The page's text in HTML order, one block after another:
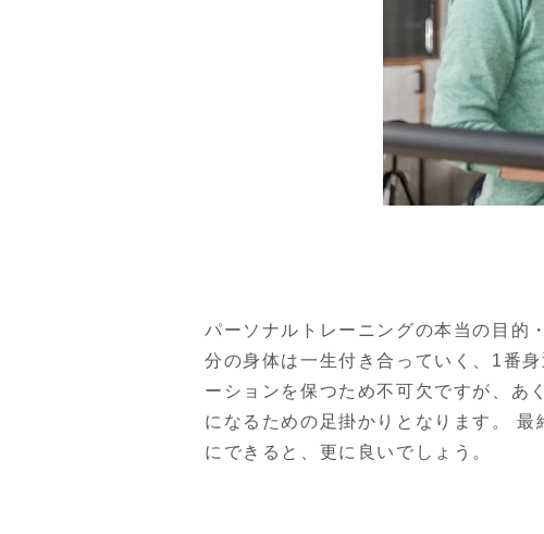
パーソナルトレーニングの本当の目的
分の身体は一生付き合っていく、1番
ーションを保つため不可欠ですが、あ
になるための足掛かりとなります。
にできると、更に良いでしょう。